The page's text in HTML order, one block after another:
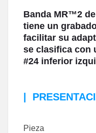
Banda MR™2
tiene un
facilitar su
se clasifica con
#24 inferior
|
Pieza